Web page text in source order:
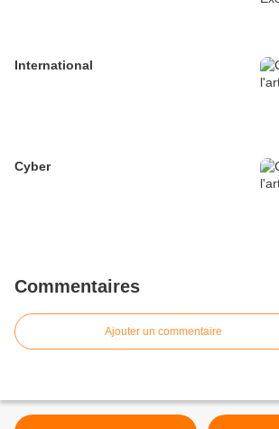
International
Cyber
Commentaires
Ajouter un commentaire